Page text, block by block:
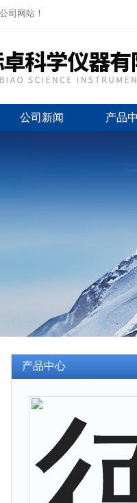
司网站！
公司新闻 产品
产品中心